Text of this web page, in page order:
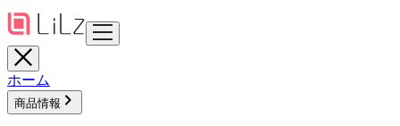
ホーム
商品情報